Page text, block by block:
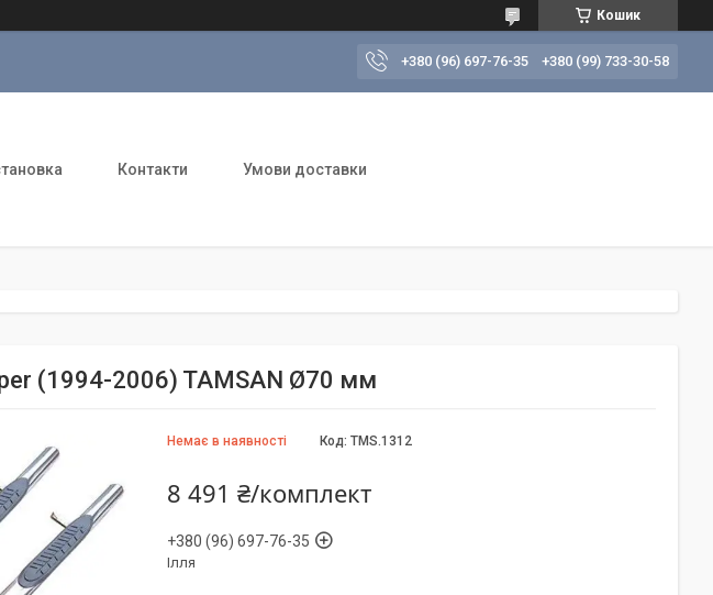
Кошик
+380 (96) 697-76-35 +380 (99) 733-30-58
Контакти Умови доставки
(1994-2006) TAMSAN Ø70 мм
Немає в наявності Код: TMS.1312
8 491 ₴/комплект
+380 (96) 697-76-35
Ілля